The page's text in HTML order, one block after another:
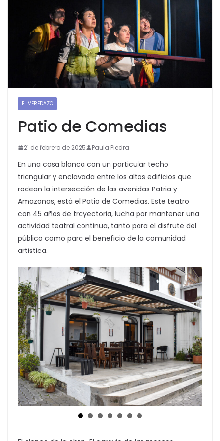
EL VEREDAZO
Patio de Comedias
21 de febrero de 2025 Paula Piedra
En una casa blanca con un particular techo
triangular y enclavada entre los altos edificios que
rodean la intersección de las avenidas Patria y
Amazonas, está el Patio de Comedias. Este teatro
con 45 años de trayectoria, lucha por mantener una
actividad teatral continua, tanto para el disfrute del
público como para el beneficio de la comunidad
artística.